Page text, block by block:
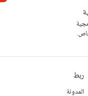
ربط
المدونة